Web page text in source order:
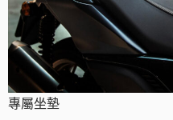
專屬坐墊